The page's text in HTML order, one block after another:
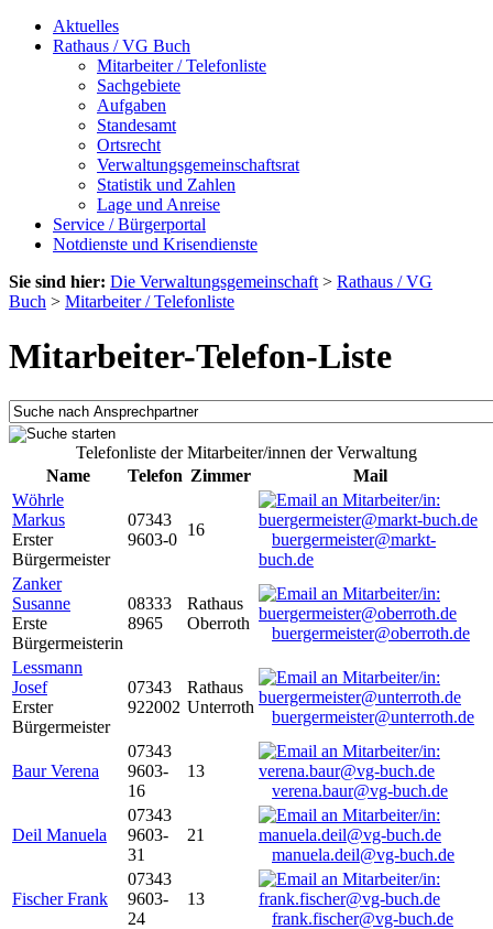
Aktuelles
Rathaus / VG Buch
Mitarbeiter / Telefonliste
Sachgebiete
Aufgaben
Standesamt
Ortsrecht
Verwaltungsgemeinschaftsrat
Statistik und Zahlen
Lage und Anreise
Service / Bürgerportal
Notdienste und Krisendienste
Sie sind hier: Die Verwaltungsgemeinschaft > Rathaus / VG
Buch > Mitarbeiter / Telefonliste
Mitarbeiter-Telefon-Liste
Telefonliste der Mitarbeiter/innen der Verwaltung
Name
Telefon Zimmer
Mail
Wöhrle
Markus
Erster
Bürgermeister
07343
9603-0
16
buergermeister@markt-
buch.de
Zanker
Susanne
Erste
Bürgermeisterin
08333
8965
Rathaus
Oberroth
buergermeister@oberroth.de
Lessmann
Josef
Erster
Bürgermeister
07343
922002
Rathaus
Unterroth
buergermeister@unterroth.de
Baur Verena
07343
9603-
16
13
verena.baur@vg-buch.de
Deil Manuela
07343
9603-
31
21
manuela.deil@vg-buch.de
Fischer Frank
07343
9603-
24
13
frank.fischer@vg-buch.de